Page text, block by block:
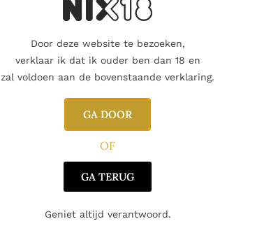
E-mail
Door deze website te bezoeken,
verklaar ik dat ik ouder ben dan 18 en
zal voldoen aan de bovenstaande verklaring.
GA DOOR
OF
GA TERUG
Geniet altijd verantwoord.